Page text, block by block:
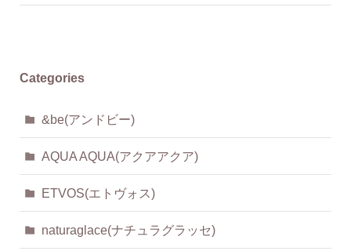
Categories
&be(アンドビー)
AQUA AQUA(アクアアクア)
ETVOS(エトヴォス)
naturaglace(ナチュラグラッセ)